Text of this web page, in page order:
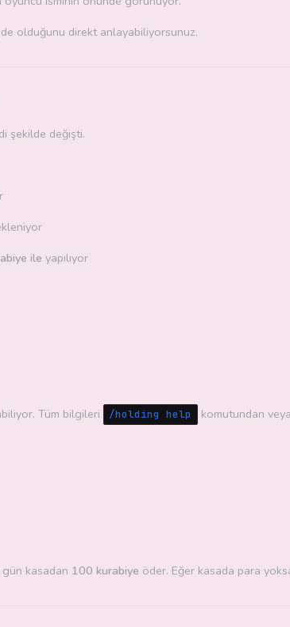
olduğunu direkt anlayabiliyorsunuz.
şekilde değişti.
ile yapılıyor
Tüm bilgileri /holding help komutundan
kasadan 100 kurabiye öder. Eğer kasada para